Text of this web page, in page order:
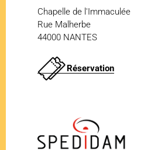
Chapelle de l'Immaculée
Rue Malherbe
44000 NANTES
Réservation